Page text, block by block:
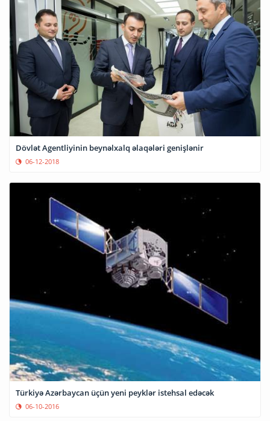
Dövlət Agentliyinin beynəlxalq əlaqələri genişlənir
06-12-2018
Türkiyə Azərbaycan üçün yeni peyklər istehsal edəcək
06-10-2016